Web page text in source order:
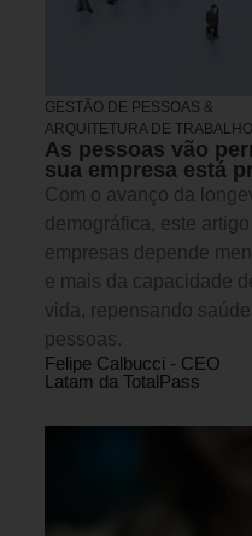
GESTÃO DE PESSOAS &
ARQUITETURA DE TRABALHO
As pessoas vão
sua empresa está
Com o avanço da
demográfica, este
empresas depende
e mais da capacidade
vida, repensando
pessoas.
Felipe Calbucci - CEO
Latam da TotalPass